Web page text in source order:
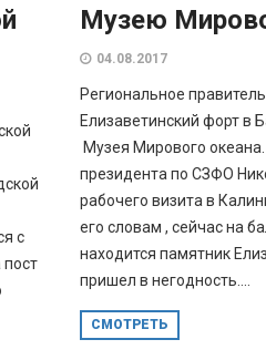
с
Музею
04.08.2017
Региональное
Елизаветинский форт в
Музея Мирового
президента по СЗФО
рабочего визита в
его словам , сейчас на
находится памятник
пришел в негодность....
СМОТРЕТЬ